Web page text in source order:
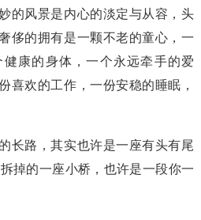
的风景是内心的淡定与从容，头
侈的拥有是一颗不老的童心，一
康的身体，一个永远牵手的爱
喜欢的工作，一份安稳的睡眠，
长路，其实也许是一座有头有尾
掉的一座小桥，也许是一段你一